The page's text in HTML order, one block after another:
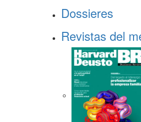
Dossieres
Revistas del